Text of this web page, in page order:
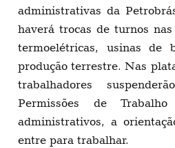
administrativas da
haverá trocas de turnos
termoelétricas, usinas de
produção terrestre. Nas
trabalhadores
Permissões de
administrativos, a
entre para trabalhar.